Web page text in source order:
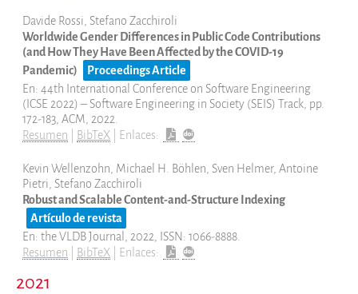
Davide Rossi, Stefano Zacchiroli
Worldwide Gender Differences in Public Code Contributions
(and How They Have Been Affected by the COVID-19
Pandemic)
Proceedings Article
En: 44th International Conference on Software Engineering
(ICSE 2022) – Software Engineering in Society (SEIS) Track, pp.
172-183, ACM, 2022.
Resumen
BibTeX Enlaces:
Kevin Wellenzohn, Michael H. Böhlen, Sven Helmer, Antoine
Pietri, Stefano Zacchiroli
Robust and Scalable Content-and-Structure Indexing
Artículo de revista
En: the VLDB Journal, 2022, ISSN: 1066-8888.
Resumen
BibTeX Enlaces:
2021